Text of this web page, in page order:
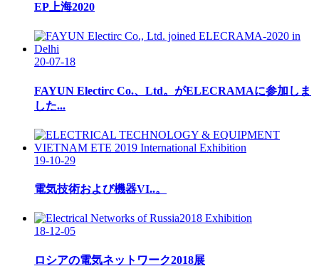
EP上海2020
20-07-18
FAYUN Electirc Co.、Ltd。がELECRAMAに参加しま
した...
19-10-29
電気技術および機器VI..。
18-12-05
ロシアの電気ネットワーク2018展